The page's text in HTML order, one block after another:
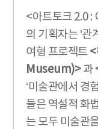
<아트토크 2.0 :
의 기획자는 ‘관
여형 프로젝트
Museum)>과
‘미술관에서 경
들은 역설적 화
는 모두 미술